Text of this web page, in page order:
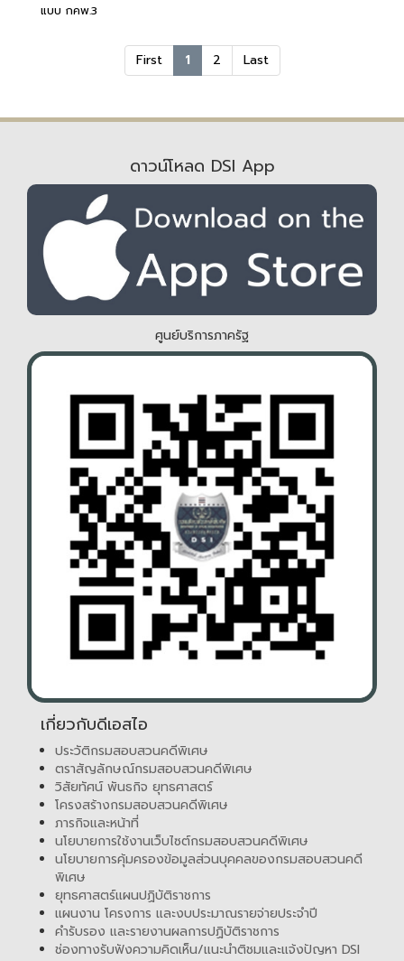
แบบ กคพ.3
First 1 2 Last
ดาวน์โหลด DSI App
ศูนย์บริการภาครัฐ
เกี่ยวกับดีเอสไอ
ประวัติกรมสอบสวนคดีพิเศษ
ตราสัญลักษณ์กรมสอบสวนคดีพิเศษ
วิสัยทัศน์ พันธกิจ ยุทธศาสตร์
โครงสร้างกรมสอบสวนคดีพิเศษ
ภารกิจและหน้าที่
นโยบายการใช้งานเว็บไซต์กรมสอบสวนคดีพิเศษ
นโยบายการคุ้มครองข้อมูลส่วนบุคคลของกรมสอบสวนคดี
พิเศษ
ยุทธศาสตร์แผนปฏิบัติราชการ
แผนงาน โครงการ และงบประมาณรายจ่ายประจำปี
คำรับรอง และรายงานผลการปฏิบัติราชการ
ช่องทางรับฟังความคิดเห็น/แนะนำติชมและแจ้งปัญหา DSI